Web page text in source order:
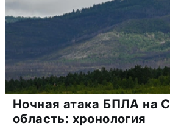
Ночная атака БПЛА на
область: хронология